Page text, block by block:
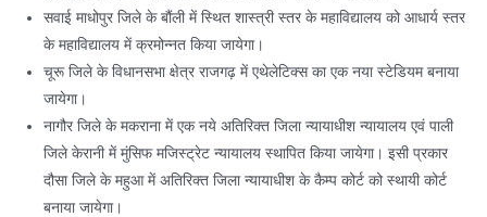
सवाई माधोपुर जिले के बौंली में स्थित शास्त्री स्तर के महाविद्यालय को आधार्य स्तर
के महाविद्यालय में क्रमोन्नत किया जायेगा।
चूरू जिले के विधानसभा क्षेत्र राजगढ़ में एथेलेटिक्स का एक नया स्टेडियम बनाया
जायेगा।
नागौर जिले के मकराना में एक नये अतिरिक्त जिला न्यायाधीश न्यायालय एवं पाली
जिले केरानी में मुंसिफ मजिस्ट्रेट न्यायालय स्थापित किया जायेगा। इसी प्रकार
दौसा जिले के महुआ में अतिरिक्त जिला न्यायाधीश के कैम्प कोर्ट को स्थायी कोर्ट
बनाया जायेगा।